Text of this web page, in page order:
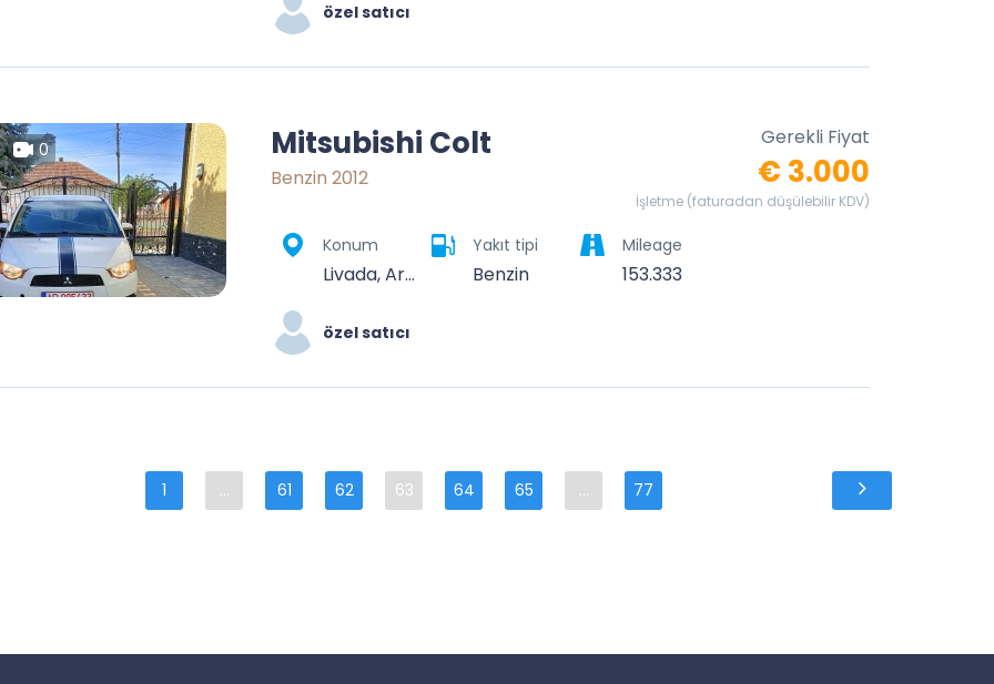
özel satıcı
0 Mitsubishi Colt
Benzin 2012
Gerekli Fiyat
€ 3.000
İşletme (faturadan düşülebilir KDV)
Konum
Livada, Arad, România
Yakıt tipi
Benzin
Mileage
153.333
özel satıcı
1 ... 61 62 63 64 65 ... 77